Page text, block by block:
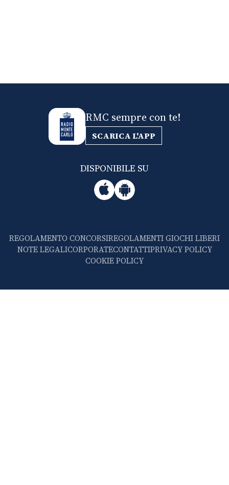
RMC sempre con te!
SCARICA L'APP
DISPONIBILE SU
REGOLAMENTO CONCORSIREGOLAMENTI GIOCHI LIBERI
NOTE LEGALICORPORATECONTATTIPRIVACY POLICY
COOKIE POLICY